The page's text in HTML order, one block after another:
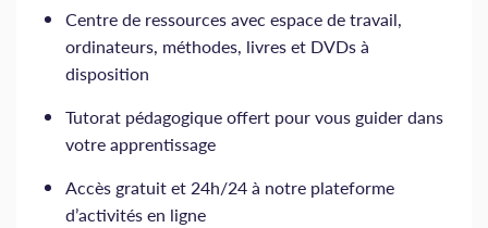
Centre de ressources avec espace de travail,
ordinateurs, méthodes, livres et DVDs à
disposition
Tutorat pédagogique offert pour vous guider dans
votre apprentissage
Accès gratuit et 24h/24 à notre plateforme
d’activités en ligne